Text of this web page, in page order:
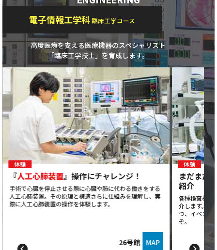
電子情報工学科臨床工学コース
高度医療を支える医療機器のスペシャリスト
「臨床工学技士」を育成します。
体験
『人工心肺装置』操作にチャレンジ！
手術で心臓を停止させる際に心臓や肺に代わる働きをする
人工心肺装置。その原理と構造さらに仕組みを理解し、実
際に人工心肺装置の操作を体験します。
26号館 MAP
体験
まだまだ
紹介
各種検査機器
介します。ま
つ、イベント
ぞ。